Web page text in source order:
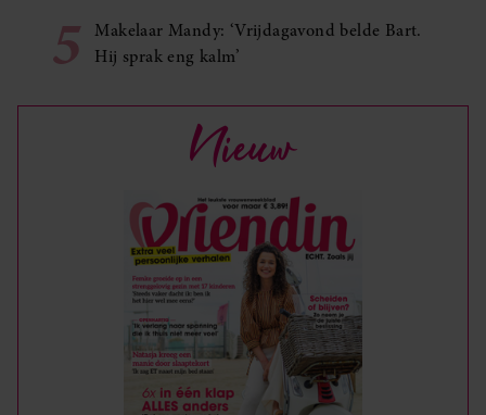
5
Makelaar Mandy: ‘Vrijdagavond belde Bart.
Hij sprak eng kalm’
Nieuw